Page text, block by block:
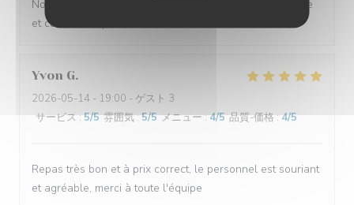
Nous avons été très bien accueillis, endroit sympathique
et cuisine de qualité. Très bon service
Yvon G
2026-05-14 - 19:00 - ゲスト 3
サービス:5/5 雰囲気:5/5 メニュー:4/5 品質-価格: 4/5
Repas très bon et à prix correct, le personnel est souriant
et agréable, merci à toute l'équipe